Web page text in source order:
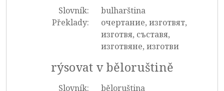
Slovník:
bulharština
Překlady:
очертание, изготвят,
изготвя, съставя,
изготвяне, изготви
rýsovat v běloruštině
Slovník:
běloruština